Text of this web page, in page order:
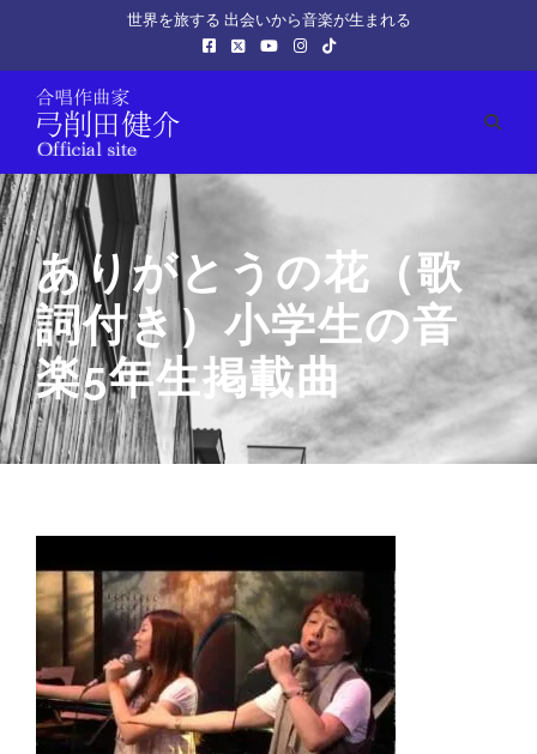
世界を旅する 出会いから音楽が生まれる
ありがとうの花（歌
詞付き）小学生の音
楽5年生掲載曲